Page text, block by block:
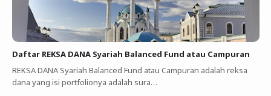
Daftar REKSA DANA Syariah Balanced Fund atau Campuran
REKSA DANA Syariah Balanced Fund atau Campuran adalah reksa
dana yang isi portfolionya adalah sura…